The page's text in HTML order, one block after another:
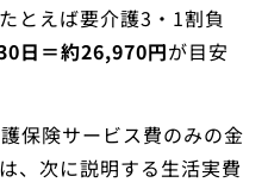
とえば要介護3・1割負
日＝約26,970円が目安
保険サービス費のみの金
、次に説明する生活実費